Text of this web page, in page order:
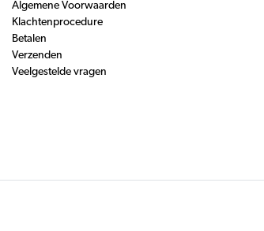
Algemene Voorwaarden
Klachtenprocedure
Betalen
Verzenden
Veelgestelde vragen